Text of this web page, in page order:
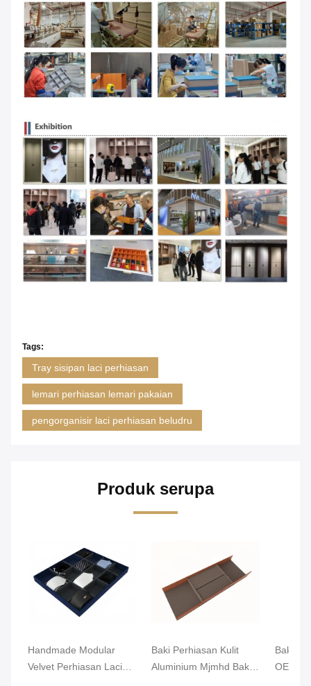
Tags:
Tray sisipan laci perhiasan
lemari perhiasan lemari pakaian
pengorganisir laci perhiasan beludru
Produk serupa
Handmade Modular
Velvet Perhiasan Laci
Baki Perhiasan Kulit
Aluminium Mjmhd Baki
Baki
OEM